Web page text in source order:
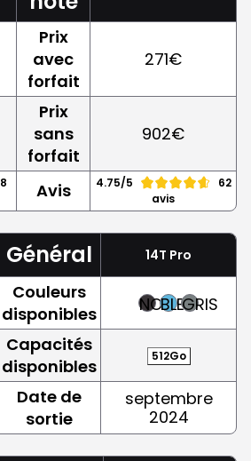
Prix
avec
forfait
271€
Prix
sans
forfait
902€
8
Avis 4.75/5
62
avis
Général 14T Pro
Couleurs
disponibles
NOIRBLEUGRIS
Capacités
disponibles
512Go
Date de
sortie
septembre
2024